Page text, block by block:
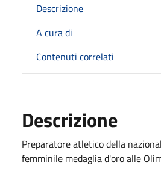
Descrizione
A cura di
Contenuti correlati
Descrizione
Preparatore atletico della
femminile medaglia d'oro alle